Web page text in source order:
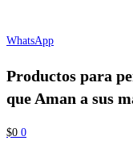
WhatsApp
Productos para
que Aman a sus
$0 0